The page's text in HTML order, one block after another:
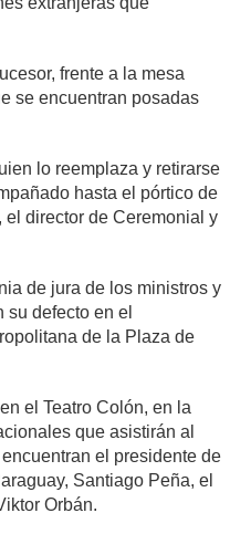
frente a la mesa
se encuentran posadas
lo reemplaza y retirarse
hasta el pórtico de
el director de Ceremonial y
de jura de los ministros y
defecto en el
de la Plaza de
el Teatro Colón, en la
que asistirán al
el presidente de
Santiago Peña, el
Orbán.